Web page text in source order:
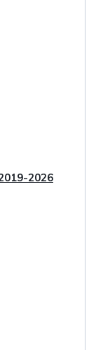
2026